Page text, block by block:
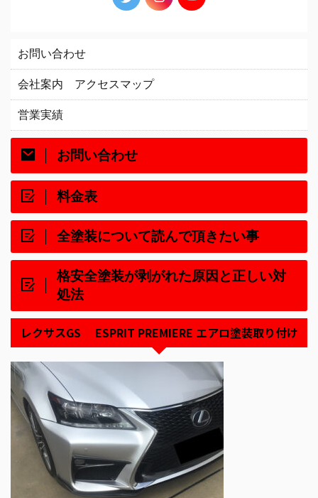
お問い合わせ
会社案内 アクセスマップ
営業実績
お問い合わせ
料金表
全塗装について読んで頂きたい事
格安全塗装が剥がれた原因と正しい対
処法
レクサスGS ESPRIT PREMIERE エアロ塗装取り付け